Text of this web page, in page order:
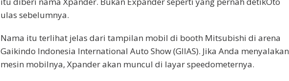
ulas sebelumnya.
Nama itu terlihat jelas dari tampilan mobil di booth Mitsubishi di arena
Gaikindo Indonesia International Auto Show (GIIAS). Jika Anda menyalakan
mesin mobilnya, Xpander akan muncul di layar speedometernya.